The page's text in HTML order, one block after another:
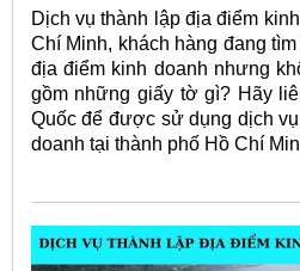
Dịch vụ thành lập địa điểm
Chí Minh, khách hàng đang
địa điểm kinh doanh nhưng
gồm những giấy tờ gì? Hãy
Quốc để được sử dụng dịch
doanh tại thành phố Hồ Chí